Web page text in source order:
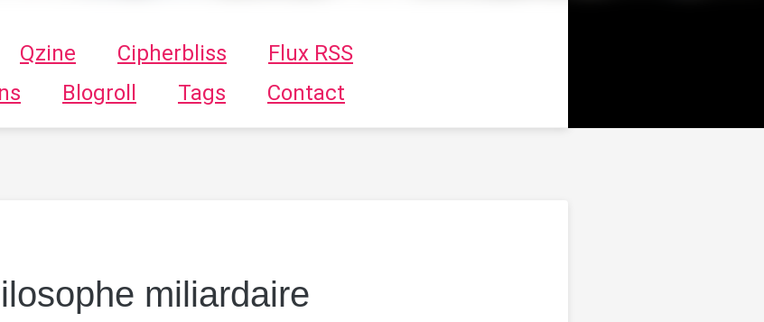
Qzine Cipherbliss
Flux RSS
Blogroll Tags Contact
miliardaire